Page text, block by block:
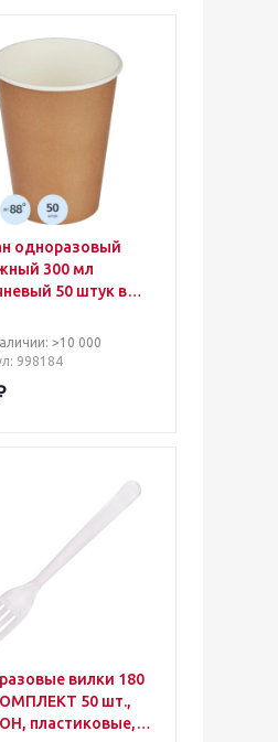
одноразовый
300 мл
50 штук в
>10 000
: 998184
вилки 180
50 шт.,
пластиковые,